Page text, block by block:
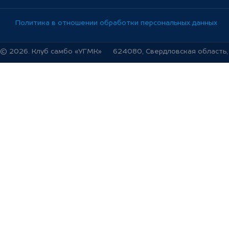
Политика в отношении обработки персональных данных
© 2026. Клуб самбо «УГМК» 624080, Свердловская